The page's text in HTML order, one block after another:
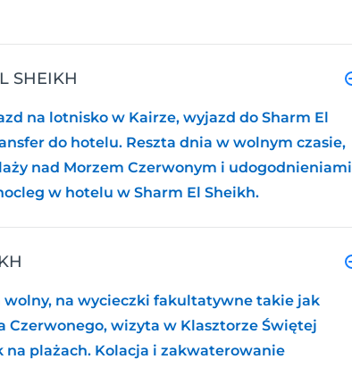
SHEIKH
na lotnisko w Kairze, wyjazd do Sharm El
do hotelu. Reszta dnia w wolnym czasie,
nad Morzem Czerwonym i udogodnieniami
w hotelu w Sharm El Sheikh.
wolny, na wycieczki fakultatywne takie jak
Czerwonego, wizyta w Klasztorze Świętej
na plażach. Kolacja i zakwaterowanie